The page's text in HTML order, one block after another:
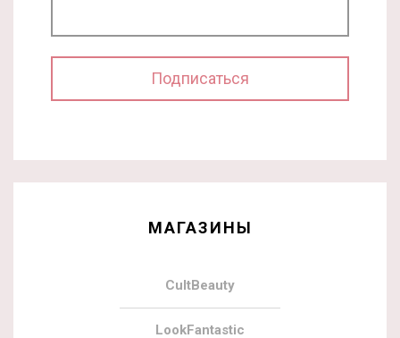
МАГАЗИНЫ
CultBeauty
LookFantastic